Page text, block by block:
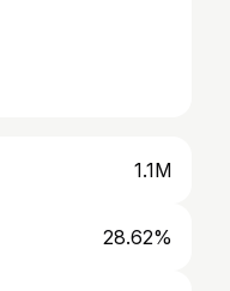
1.1M
28.62%